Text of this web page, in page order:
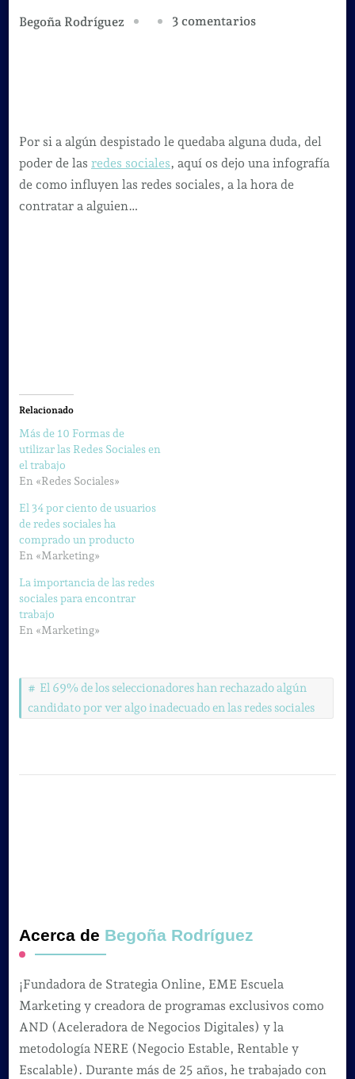
Begoña Rodríguez 3 comentariosen
rechazado
algún
candidato
Por si a algún despistado le quedaba alguna duda, del
poder de las redes sociales, aquí os dejo una infografía
de como influyen las redes sociales, a la hora de
contratar a alguien…
Relacionado
Más de 10 Formas de
utilizar las Redes Sociales en
el trabajo
En «Redes Sociales»
El 34 por ciento de usuarios
de redes sociales ha
comprado un producto
En «Marketing»
La importancia de las redes
sociales para encontrar
trabajo
En «Marketing»
El 69% de los seleccionadores han rechazado algún
candidato por ver algo inadecuado en las redes sociales
Acerca de Begoña Rodríguez
¡Fundadora de Strategia Online, EME Escuela
Marketing y creadora de programas exclusivos como
AND (Aceleradora de Negocios Digitales) y la
metodología NERE (Negocio Estable, Rentable y
Escalable). Durante más de 25 años, he trabajado con